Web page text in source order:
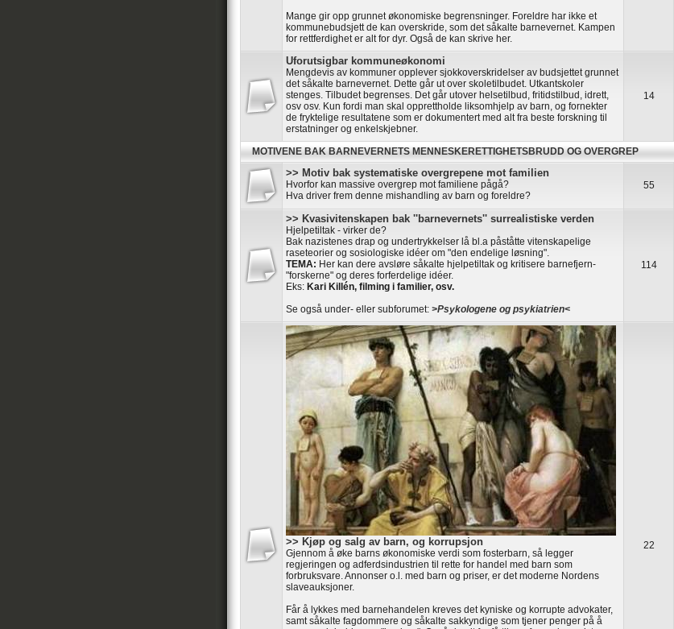
Mange gir opp grunnet økonomiske begrensninger. Foreldre har ikke et
kommunebudsjett de kan overskride, som det såkalte barnevernet. Kampen
for rettferdighet er alt for dyr. Også de kan skrive her.
Uforutsigbar kommuneøkonomi
Mengdevis av kommuner opplever sjokkoverskridelser av budsjettet grunnet
det såkalte barnevernet. Dette går ut over skoletilbudet. Utkantskoler
stenges. Tilbudet begrenses. Det går utover helsetilbud, fritidstilbud, idrett,
osv osv. Kun fordi man skal opprettholde liksomhjelp av barn, og fornekter
de fryktelige resultatene som er dokumentert med alt fra beste forskning til
erstatninger og enkelskjebner.
14
MOTIVENE BAK BARNEVERNETS MENNESKERETTIGHETSBRUDD OG OVERGREP
>> Motiv bak systematiske overgrepene mot familien
Hvorfor kan massive overgrep mot familiene pågå?
Hva driver frem denne mishandling av barn og foreldre?
55
>> Kvasivitenskapen bak ''barnevernets'' surrealistiske verden
Hjelpetiltak - virker de?
Bak nazistenes drap og undertrykkelser lå bl.a påståtte vitenskapelige
raseteorier og sosiologiske idéer om "den endelige løsning".
TEMA: Her kan dere avsløre såkalte hjelpetiltak og kritisere barnefjern-
"forskerne" og deres forferdelige idéer.
Eks: Kari Killén, filming i familier, osv.
Se også under- eller subforumet: >Psykologene og psykiatrien<
114
>> Kjøp og salg av barn, og korrupsjon
Gjennom å øke barns økonomiske verdi som fosterbarn, så legger
regjeringen og adferdsindustrien til rette for handel med barn som
forbruksvare. Annonser o.l. med barn og priser, er det moderne Nordens
slaveauksjoner.
Får å lykkes med barnehandelen kreves det kyniske og korrupte advokater,
samt såkalte fagdommere og såkalte sakkyndige som tjener penger på å
22